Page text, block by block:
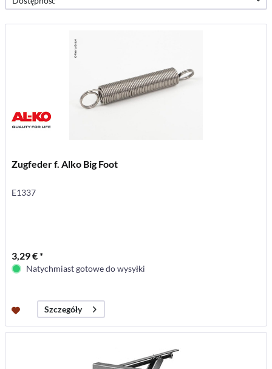
Zugfeder f. Alko Big Foot
E1337
3,29 € *
Natychmiast gotowe do wysyłki
Szczegóły